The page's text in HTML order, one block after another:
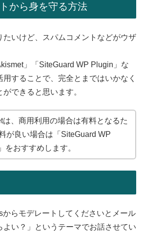
から身を守る方法
たいけど、スパムコメントなどがウザ
」「SiteGuard WP Plugin」な
用することで、完全とまではいかなく
できると思います。
は、商用利用の場合は有料となるた
が良い場合は「SiteGuard WP
をおすすめします。
からモデレートしてくださいとメール
よい？」というテーマでお話させてい